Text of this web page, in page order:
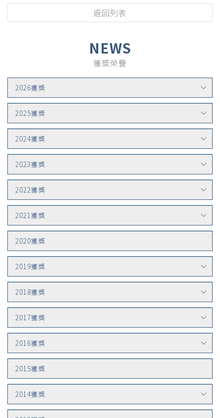
NEWS
獲獎榮譽
2026獲獎
2025獲獎
2024獲獎
2023獲獎
2022獲獎
2021獲獎
2020獲獎
2019獲獎
2018獲獎
2017獲獎
2016獲獎
2015獲獎
2014獲獎
返回列表